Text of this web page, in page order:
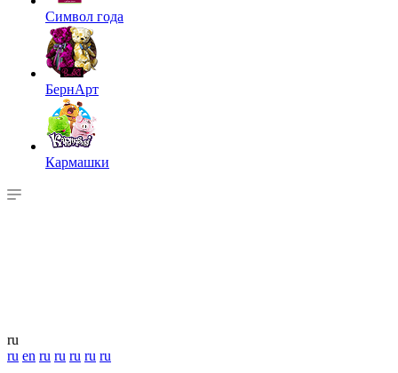
Символ года
БернАрт
Кармашки
ru
ru en ru ru ru ru ru